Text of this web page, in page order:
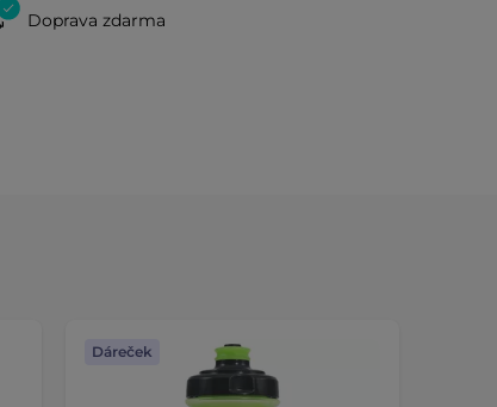
Doprava zdarma
Dáreček